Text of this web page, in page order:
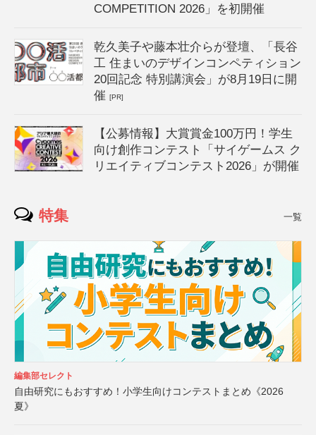
COMPETITION 2026」を初開催
乾久美子や藤本壮介らが登壇、「長谷
工 住まいのデザインコンペティション
20回記念 特別講演会」が8月19日に開
催[PR]
【公募情報】大賞賞金100万円！学生
向け創作コンテスト「サイゲームス ク
リエイティブコンテスト2026」が開催
特集 一覧
編集部セレクト
自由研究にもおすすめ！小学生向けコンテストまとめ《2026
夏》